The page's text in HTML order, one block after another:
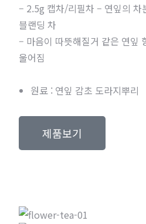
– 2.5g 캡차/리필차 – 연잎의 차
블랜딩 차
– 마음이 따뜻해질거 같은 연잎
울어짐
원료 : 연잎 감초 도라지뿌리
제품보기